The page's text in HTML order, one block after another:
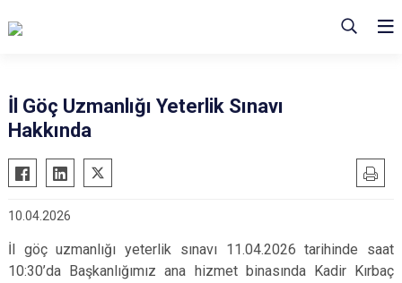
İl Göç Uzmanlığı Yeterlik Sınavı
Hakkında
10.04.2026
İl göç uzmanlığı yeterlik sınavı 11.04.2026 tarihinde saat
10:30’da Başkanlığımız ana hizmet binasında Kadir Kırbaç